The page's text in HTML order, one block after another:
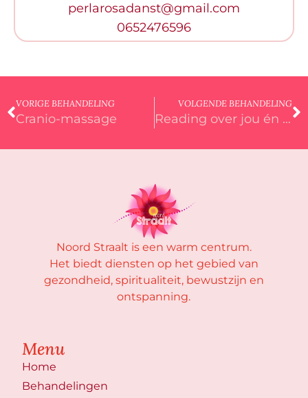
perlarosadanst@gmail.com
0652476596
VORIGE BEHANDELING
Cranio-massage
VOLGENDE BEHANDELING
Reading over jou én contact met je overleden dierbaren.
Noord Straalt is een warm centrum.
Het biedt diensten op het gebied van
gezondheid, spiritualiteit, bewustzijn en
ontspanning.
Menu
Home
Behandelingen